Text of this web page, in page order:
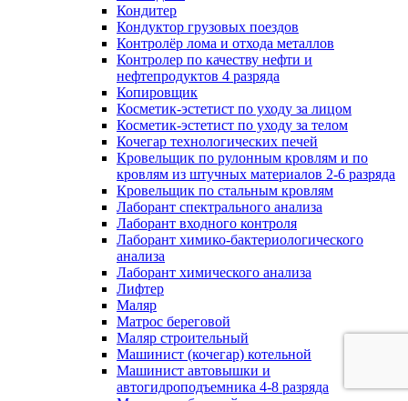
Кондитер
Кондуктор грузовых поездов
Контролёр лома и отхода металлов
Контролер по качеству нефти и
нефтепродуктов 4 разряда
Копировщик
Косметик-эстетист по уходу за лицом
Косметик-эстетист по уходу за телом
Кочегар технологических печей
Кровельщик по рулонным кровлям и по
кровлям из штучных материалов 2-6 разряда
Кровельщик по стальным кровлям
Лаборант спектрального анализа
Лаборант входного контроля
Лаборант химико-бактериологического
анализа
Лаборант химического анализа
Лифтер
Маляр
Матрос береговой
Маляр строительный
Машинист (кочегар) котельной
Машинист автовышки и
автогидроподъемника 4-8 разряда